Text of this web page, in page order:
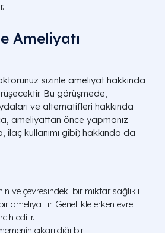
Ameliyatı
sizinle ameliyat hakkında
Bu görüşmede,
ve alternatifleri hakkında
ameliyattan önce yapmanız
kullanımı gibi) hakkında da
ve çevresindeki bir miktar sağlıklı
ameliyattır. Genellikle erken evre
edilir.
çıkarıldığı bir